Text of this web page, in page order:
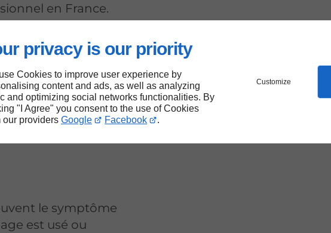
privacy is our priority
Cookies to improve user experience by
content and ads, as well as analyzing
and optimizing social networks functionalities. By
"I Agree" you consent to the use of Cookies
our providers Google Facebook .
Customize
en France.
trajectoire
de
le symptôme
est usé ou